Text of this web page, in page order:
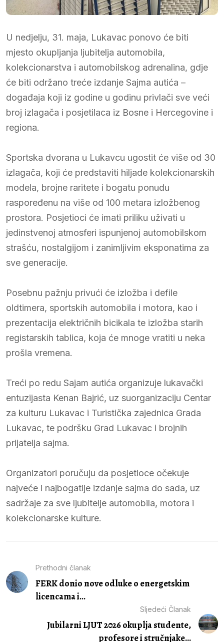
U nedjelju, 31. maja, Lukavac ponovo će biti
mjesto okupljanja ljubitelja automobila,
kolekcionarstva i automobilskog adrenalina, gdje
će biti održano treće izdanje Sajma autića –
događaja koji iz godine u godinu privlači sve veći
broj izlagača i posjetilaca iz Bosne i Hercegovine i
regiona.
Sportska dvorana u Lukavcu ugostit će više od 30
izlagača, koji će predstaviti hiljade kolekcionarskih
modela, brojne raritete i bogatu ponudu
raspoređenu na više od 100 metara izložbenog
prostora. Posjetioci će imati priliku uživati u
jedinstvenoj atmosferi ispunjenoj automobilskom
strašću, nostalgijom i zanimljivim eksponatima za
sve generacije.
Posebnu pažnju privući će izložba i defile
oldtimera, sportskih automobila i motora, kao i
prezentacija električnih bicikala te izložba starih
registarskih tablica, koja će mnoge vratiti u neka
prošla vremena.
Treći po redu Sajam autića organizuje lukavački
entuzijasta Kenan Bajrić, uz suorganizaciju Centar
za kulturu Lukavac i Turistička zajednica Grada
Lukavac, te podršku Grad Lukavac i brojnih
prijatelja sajma.
Organizatori poručuju da posjetioce očekuje
najveće i najbogatije izdanje sajma do sada, uz
sadržaje za sve ljubitelje automobila, motora i
kolekcionarske kulture.
Prethodni članak
FERK donio nove odluke o energetskim
licencama i...
Sljedeći Članak
Jubilarni LJUT 2026 okuplja studente,
profesore i stručnjake...